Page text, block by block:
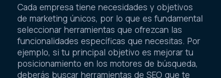
Cada empresa tiene necesidades y objetivos
de marketing únicos, por lo que es fundamental
seleccionar herramientas que ofrezcan las
funcionalidades específicas que necesitas. Por
ejemplo, si tu principal objetivo es mejorar tu
posicionamiento en los motores de búsqueda,
deberás buscar herramientas de SEO que te